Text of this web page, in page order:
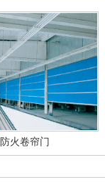
防火卷帘门